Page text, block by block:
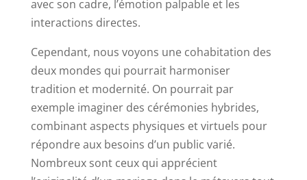
avec son cadre, l’émotion palpable et les
interactions directes.
Cependant, nous voyons une cohabitation des
deux mondes qui pourrait harmoniser
tradition et modernité. On pourrait par
exemple imaginer des cérémonies hybrides,
combinant aspects physiques et virtuels pour
répondre aux besoins d’un public varié.
Nombreux sont ceux qui apprécient